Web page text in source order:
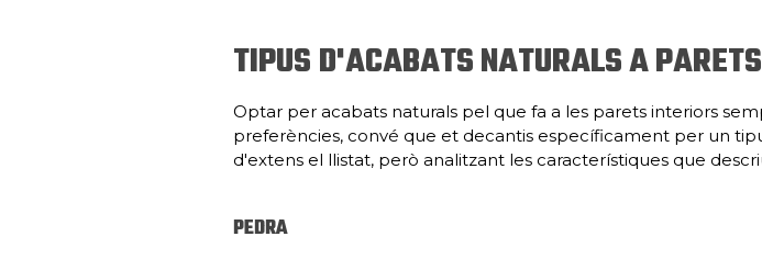
TIPUS D'ACABATS NATURALS A
Optar per acabats naturals pel que fa a les parets interiors
preferències, convé que et decantis específicament per un
d'extens el llistat, però analitzant les característiques que
PEDRA